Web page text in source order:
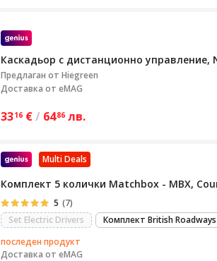
Каскадьор с дистанционно управление,
Предлаган от Hiegreen
Доставка от eMAG
3316 €/ 6486 лв.
Multi Deals
Комплект 5 колички Matchbox - MBX,
5 (7)
Set Electric Drivers
Комплект British Roadways
последен продукт
Доставка от eMAG